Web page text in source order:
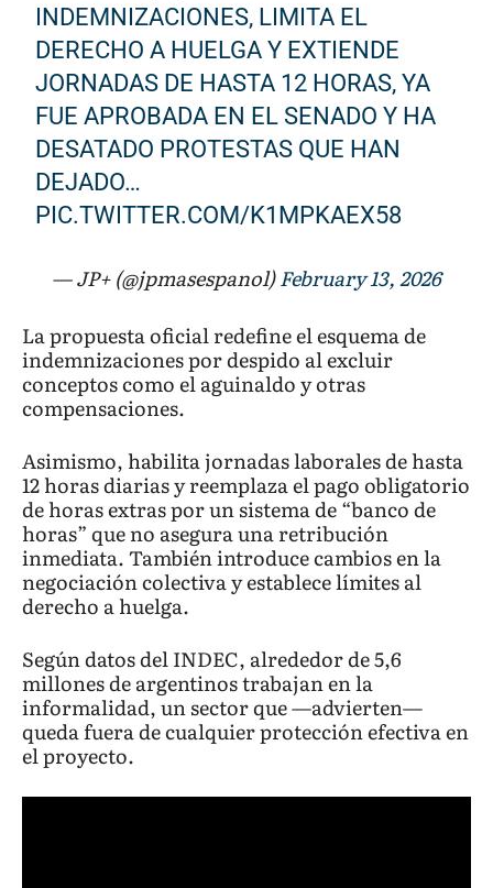
INDEMNIZACIONES, LIMITA EL
DERECHO A HUELGA Y EXTIENDE
JORNADAS DE HASTA 12 HORAS, YA
FUE APROBADA EN EL SENADO Y HA
DESATADO PROTESTAS QUE HAN
DEJADO…
PIC.TWITTER.COM/K1MPKAEX58
— JP+ (@jpmasespanol)February 13, 2026
La propuesta oficial redefine el esquema de
indemnizaciones por despido al excluir
conceptos como el aguinaldo y otras
compensaciones.
Asimismo, habilita jornadas laborales de hasta
12 horas diarias y reemplaza el pago obligatorio
de horas extras por un sistema de “banco de
horas” que no asegura una retribución
inmediata. También introduce cambios en la
negociación colectiva y establece límites al
derecho a huelga.
Según datos del INDEC, alrededor de 5,6
millones de argentinos trabajan en la
informalidad, un sector que —advierten—
queda fuera de cualquier protección efectiva en
el proyecto.